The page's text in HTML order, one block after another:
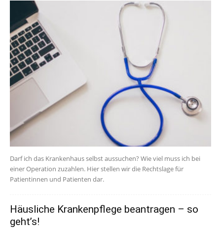
Darf ich das Krankenhaus selbst aussuchen? Wie viel muss ich bei
einer Operation zuzahlen. Hier stellen wir die Rechtslage für
Patientinnen und Patienten dar.
Häusliche Krankenpflege beantragen – so
geht’s!